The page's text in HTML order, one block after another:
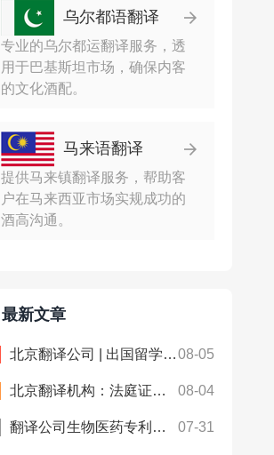
乌尔都语翻译
专业的乌尔都运翻译服务，透
用于巴基斯坦市场，确保内客
的文化酒配。
马来语翻译
提供马来镇翻译服务，帮助客
户在马来西亚市场实规成功的
酒高沟通。
最新文章
北京翻译公司 | 出国留学全流程证件翻译，一站式文书处理！众赞翻译08-05
北京翻译机构：法庭证据+完税证明 NAATI认证翻译， 中澳法务通用！ 08-04
翻译公司生物医药专利标书翻译，适配医药类专利申报规范！众赞翻译 07-31